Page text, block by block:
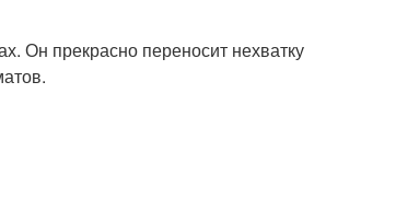
Он прекрасно переносит нехватку